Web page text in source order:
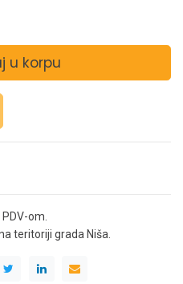
u korpu
om.
teritoriji grada Niša.